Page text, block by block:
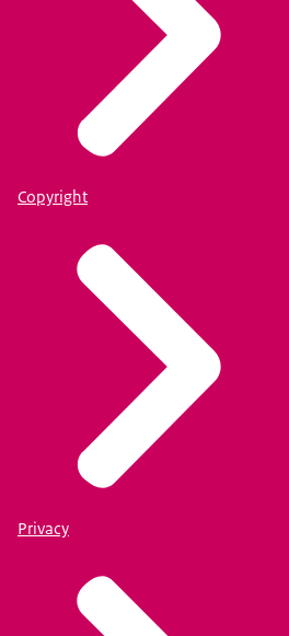
Copyright
Privacy